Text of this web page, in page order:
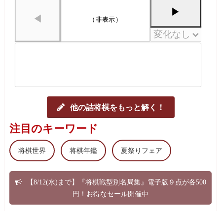
◀ （非表示）
▶
他の詰将棋をもっと解く！
注目のキーワード
将棋世界 将棋年鑑 夏祭りフェア
【8/12(水)まで】『将棋戦型別名局集』電子版９点が各500
円！お得なセール開催中